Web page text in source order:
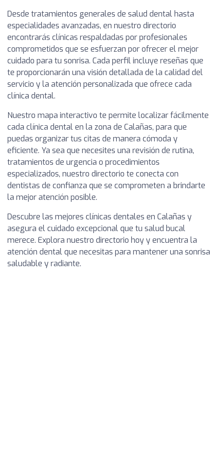
Desde tratamientos generales de salud dental hasta
especialidades avanzadas, en nuestro directorio
encontrarás clínicas respaldadas por profesionales
comprometidos que se esfuerzan por ofrecer el mejor
cuidado para tu sonrisa. Cada perfil incluye reseñas que
te proporcionarán una visión detallada de la calidad del
servicio y la atención personalizada que ofrece cada
clínica dental.
Nuestro mapa interactivo te permite localizar fácilmente
cada clínica dental en la zona de Calañas, para que
puedas organizar tus citas de manera cómoda y
eficiente. Ya sea que necesites una revisión de rutina,
tratamientos de urgencia o procedimientos
especializados, nuestro directorio te conecta con
dentistas de confianza que se comprometen a brindarte
la mejor atención posible.
Descubre las mejores clínicas dentales en Calañas y
asegura el cuidado excepcional que tu salud bucal
merece. Explora nuestro directorio hoy y encuentra la
atención dental que necesitas para mantener una sonrisa
saludable y radiante.